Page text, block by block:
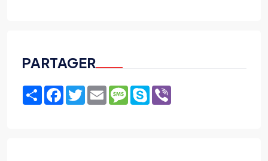
PARTAGER
ShareFacebook
TwitterEmailMessage
Skype